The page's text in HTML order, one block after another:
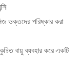
ভক্তদের পরিষ্কার করা
বায়ু ব্যবহার করে একটি